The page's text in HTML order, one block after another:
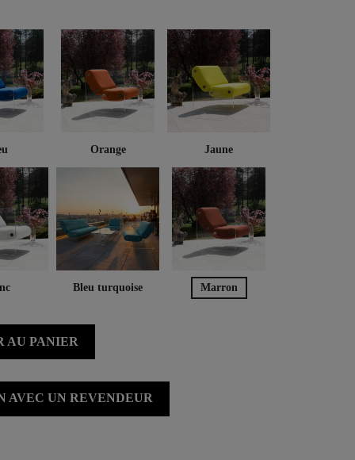
Orange Jaune
Bleu turquoise Marron
AU PANIER
AVEC UN REVENDEUR